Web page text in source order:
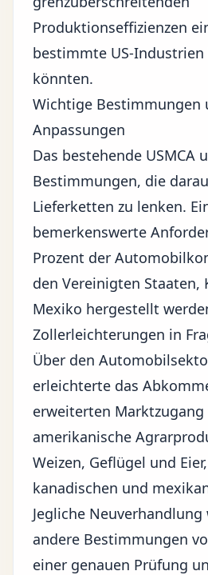
Produktionseffizienzen
bestimmte US-
könnten.
Wichtige Bestimmungen
Anpassungen
Das bestehende USMCA
Bestimmungen, die
Lieferketten zu lenken.
bemerkenswerte
Prozent der
den Vereinigten Staaten,
Mexiko hergestellt
Zollerleichterungen in
Über den
erleichterte das
erweiterten
amerikanische
Weizen, Geflügel und
kanadischen und
Jegliche
andere Bestimmungen
einer genauen Prüfung